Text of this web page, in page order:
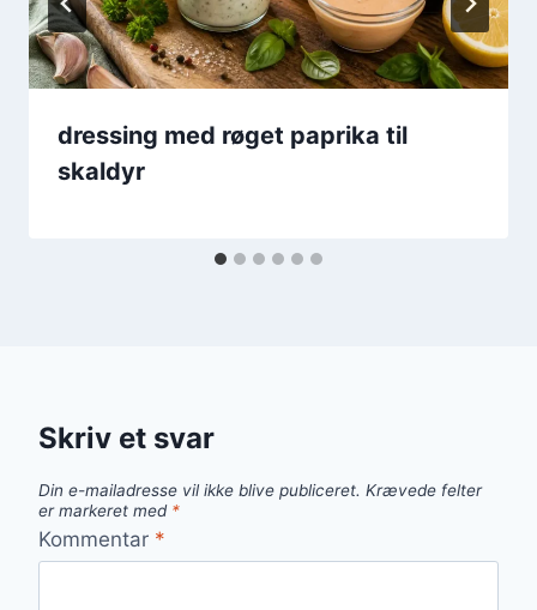
dressing med røget paprika til
skaldyr
Skriv et svar
Din e-mailadresse vil ikke blive publiceret. Krævede felter
er markeret med *
Kommentar *